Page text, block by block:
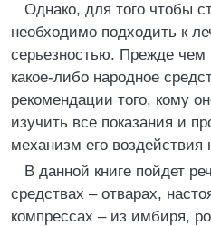
Однако, для того чтобы
необходимо подходить к
серьезностью. Прежде чем
какое-либо народное
рекомендации того, кому
изучить все показания и
механизм его воздействия
В данной книге пойдет
средствах – отварах,
компрессах – из имбиря,